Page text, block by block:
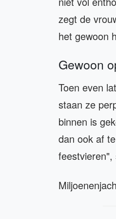
zegt de
het gewoon
Gewoon
Toen even
staan ze
binnen is
dan ook af